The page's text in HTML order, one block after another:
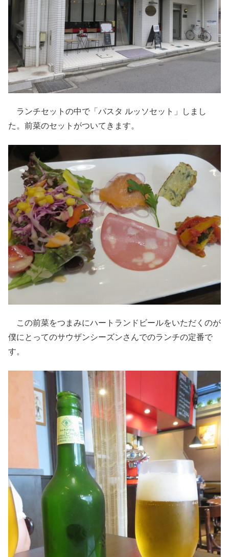
ランチセットの中で「パスタ ルッソセット」しまし
た。前菜のセットがついてきます。
この前菜をつまみにハートランドビールをいただくのが
僕にとってのサウザンシーズンさんでのランチの定番で
す。